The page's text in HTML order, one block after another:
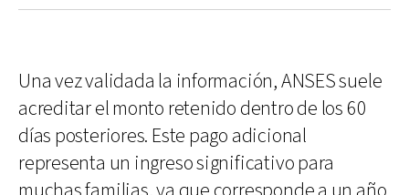
Una vez validada la información, ANSES suele
acreditar el monto retenido dentro de los 60
días posteriores. Este pago adicional
representa un ingreso significativo para